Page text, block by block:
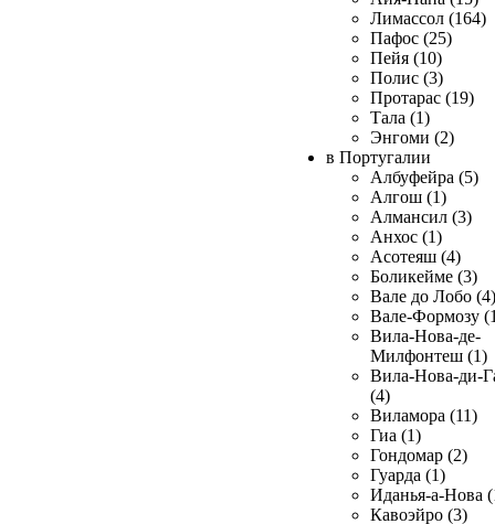
Лимассол (164)
Пафос (25)
Пейя (10)
Полис (3)
Протарас (19)
Тала (1)
Энгоми (2)
в Португалии
Албуфейра (5)
Алгош (1)
Алмансил (3)
Анхос (1)
Асотеяш (4)
Боликейме (3)
Вале до Лобо (4)
Вале-Формозу
Вила-Нова-де-
Милфонтеш (1)
Вила-Нова-ди-
(4)
Виламора (11)
Гиа (1)
Гондомар (2)
Гуарда (1)
Иданья-а-Нова
Кавоэйро (3)